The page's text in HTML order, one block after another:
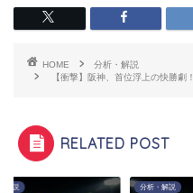
HOME
分析・解説
【衝撃】阪神、首位浮上の快勝
RELATED POST
解説 分析・解説